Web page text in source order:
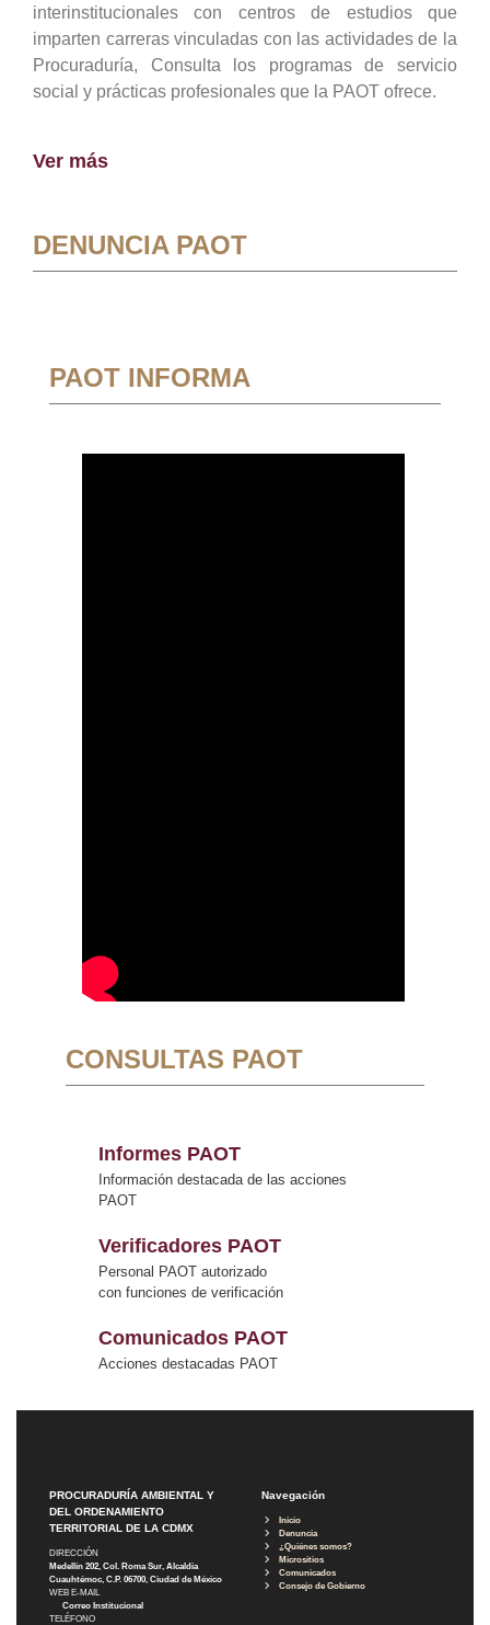
interinstitucionales con centros de estudios que
imparten carreras vinculadas con las actividades de la
Procuraduría, Consulta los programas de servicio
social y prácticas profesionales que la PAOT ofrece.
Ver más
DENUNCIA PAOT
PAOT INFORMA
CONSULTAS PAOT
Informes PAOT
Información destacada de las acciones
PAOT
Verificadores PAOT
Personal PAOT autorizado
con funciones de verificación
Comunicados PAOT
Acciones destacadas PAOT
PROCURADURÍA AMBIENTAL Y
DEL ORDENAMIENTO
TERRITORIAL DE LA CDMX
DIRECCIÓN
Medellín 202, Col. Roma Sur, Alcaldía
Cuauhtémoc, C.P. 06700, Ciudad de México
WEB E-MAIL
Correo Institucional
TELÉFONO
Navegación
Inicio
Denuncia
¿Quiénes somos?
Micrositios
Comunicados
Consejo de Gobierno